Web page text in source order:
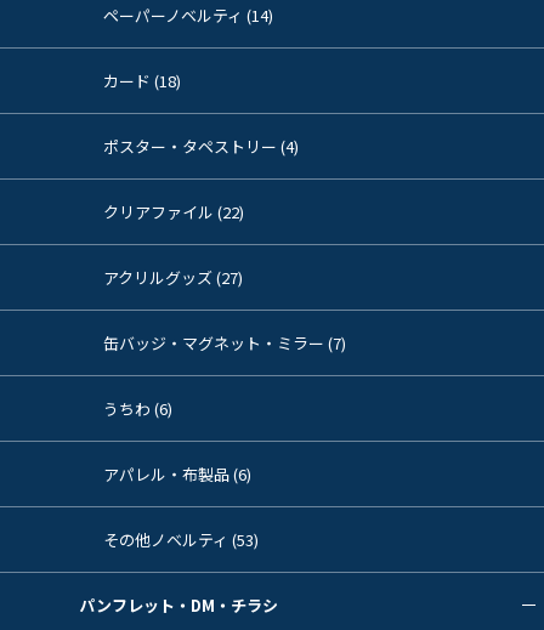
ペーパーノベルティ (14)
カード (18)
ポスター・タペストリー (4)
クリアファイル (22)
アクリルグッズ (27)
缶バッジ・マグネット・ミラー (7)
うちわ (6)
アパレル・布製品 (6)
その他ノベルティ (53)
パンフレット・DM・チラシ